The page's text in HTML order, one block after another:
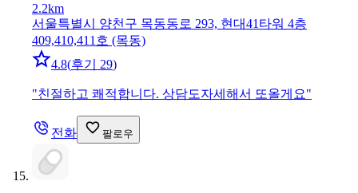
2.2km
서울특별시 양천구 목동동로 293, 현대41타워 4층
409,410,411호 (목동)
4.8(후기 29)
"친절하고 쾌적합니다. 상담도자세해서 또올게요"
전화 팔로우